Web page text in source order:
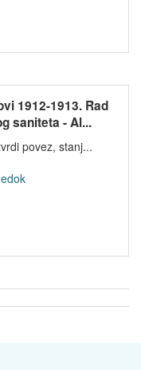
1912-1913. Rad
saniteta - Al...
povez, stanj...